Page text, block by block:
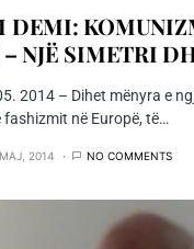
DEMI:
NJË SIMETRI
2014 – Dihet mënyra e
në Europë, të…
2014 NO COMMENTS